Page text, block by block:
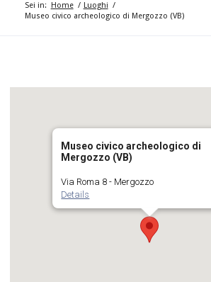
Sei in: Home / Luoghi /
Museo civico archeologico di Mergozzo (VB)
Museo civico archeologico di
Mergozzo (VB)
Via Roma 8 - Mergozzo
Details